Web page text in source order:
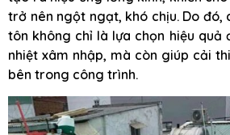
trở nên ngột ngạt, khó chịu. Do đó,
tôn không chỉ là lựa chọn hiệu quả
nhiệt xâm nhập, mà còn giúp cải
bên trong công trình.